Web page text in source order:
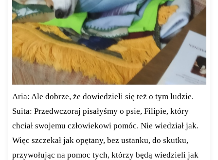
Aria: Ale dobrze, że dowiedzieli się też o tym ludzie.
Suita: Przedwczoraj pisałyśmy o psie, Filipie, który
chciał swojemu człowiekowi pomóc. Nie wiedział jak.
Więc szczekał jak opętany, bez ustanku, do skutku,
przywołując na pomoc tych, którzy będą wiedzieli jak